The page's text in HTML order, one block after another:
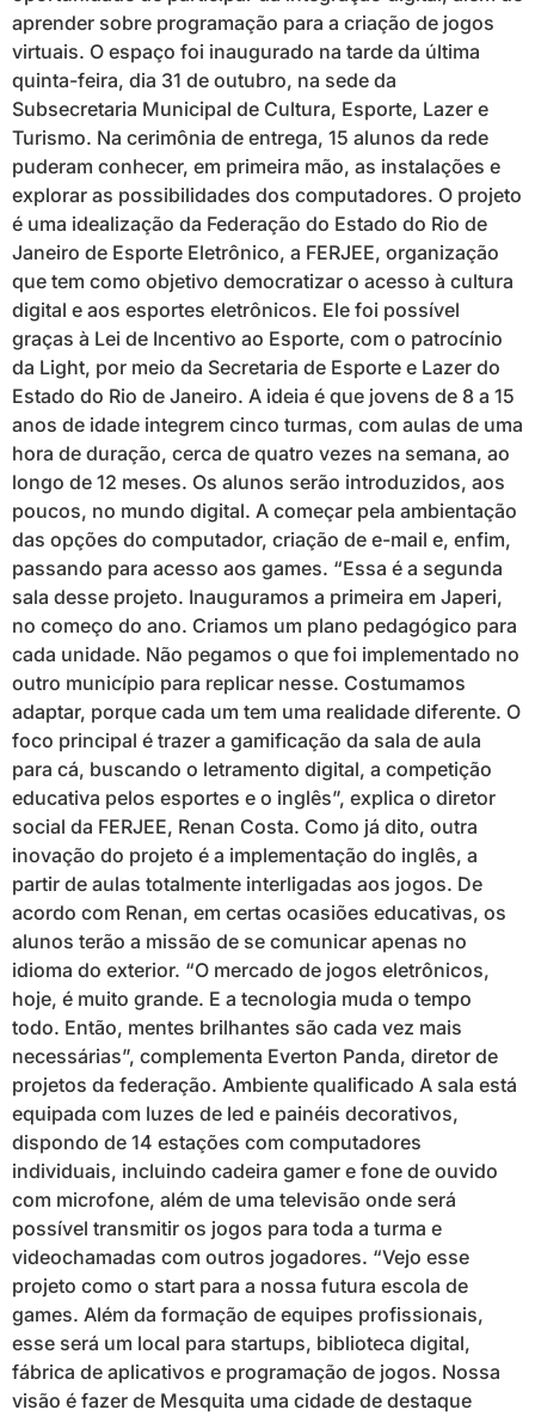
aprender sobre programação para a criação de jogos
virtuais. O espaço foi inaugurado na tarde da última
quinta-feira, dia 31 de outubro, na sede da
Subsecretaria Municipal de Cultura, Esporte, Lazer e
Turismo. Na cerimônia de entrega, 15 alunos da rede
puderam conhecer, em primeira mão, as instalações e
explorar as possibilidades dos computadores. O projeto
é uma idealização da Federação do Estado do Rio de
Janeiro de Esporte Eletrônico, a FERJEE, organização
que tem como objetivo democratizar o acesso à cultura
digital e aos esportes eletrônicos. Ele foi possível
graças à Lei de Incentivo ao Esporte, com o patrocínio
da Light, por meio da Secretaria de Esporte e Lazer do
Estado do Rio de Janeiro. A ideia é que jovens de 8 a 15
anos de idade integrem cinco turmas, com aulas de uma
hora de duração, cerca de quatro vezes na semana, ao
longo de 12 meses. Os alunos serão introduzidos, aos
poucos, no mundo digital. A começar pela ambientação
das opções do computador, criação de e-mail e, enfim,
passando para acesso aos games. “Essa é a segunda
sala desse projeto. Inauguramos a primeira em Japeri,
no começo do ano. Criamos um plano pedagógico para
cada unidade. Não pegamos o que foi implementado no
outro município para replicar nesse. Costumamos
adaptar, porque cada um tem uma realidade diferente. O
foco principal é trazer a gamificação da sala de aula
para cá, buscando o letramento digital, a competição
educativa pelos esportes e o inglês”, explica o diretor
social da FERJEE, Renan Costa. Como já dito, outra
inovação do projeto é a implementação do inglês, a
partir de aulas totalmente interligadas aos jogos. De
acordo com Renan, em certas ocasiões educativas, os
alunos terão a missão de se comunicar apenas no
idioma do exterior. “O mercado de jogos eletrônicos,
hoje, é muito grande. E a tecnologia muda o tempo
todo. Então, mentes brilhantes são cada vez mais
necessárias”, complementa Everton Panda, diretor de
projetos da federação. Ambiente qualificado A sala está
equipada com luzes de led e painéis decorativos,
dispondo de 14 estações com computadores
individuais, incluindo cadeira gamer e fone de ouvido
com microfone, além de uma televisão onde será
possível transmitir os jogos para toda a turma e
videochamadas com outros jogadores. “Vejo esse
projeto como o start para a nossa futura escola de
games. Além da formação de equipes profissionais,
esse será um local para startups, biblioteca digital,
fábrica de aplicativos e programação de jogos. Nossa
visão é fazer de Mesquita uma cidade de destaque